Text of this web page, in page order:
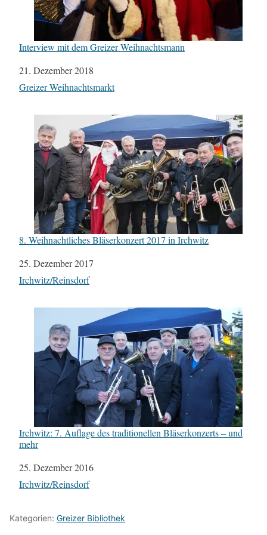
Interview mit dem Greizer Weihnachtsmann
Datum
21. Dezember 2018
In Bezug auf
Greizer Weihnachtsmarkt
8. Weihnachtliches Bläserkonzert 2017 in Irchwitz
Datum
25. Dezember 2017
In Bezug auf
Irchwitz/Reinsdorf
Irchwitz: 7. Auflage des traditionellen Bläserkonzerts – und
mehr
Datum
25. Dezember 2016
In Bezug auf
Irchwitz/Reinsdorf
Kategorien: Greizer Bibliothek